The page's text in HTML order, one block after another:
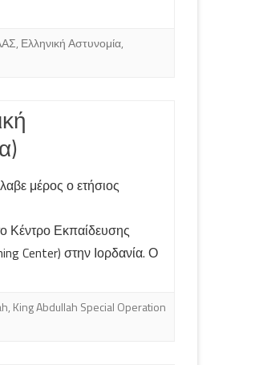
, Ελληνική Αστυνομία,
μέρος ο ετήσιος
Κέντρο Εκπαίδευσης
Center) στην Ιορδανία. Ο
, King Abdullah Special Operation